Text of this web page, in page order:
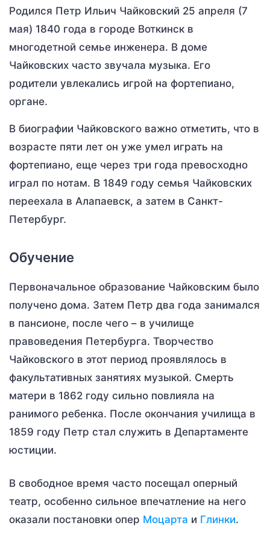
Родился Петр Ильич Чайковский 25 апреля (7
мая) 1840 года в городе Воткинск в
многодетной семье инженера. В доме
Чайковских часто звучала музыка. Его
родители увлекались игрой на фортепиано,
органе.
В биографии Чайковского важно отметить, что в
возрасте пяти лет он уже умел играть на
фортепиано, еще через три года превосходно
играл по нотам. В 1849 году семья Чайковских
переехала в Алапаевск, а затем в Санкт-
Петербург.
Обучение
Первоначальное образование Чайковским было
получено дома. Затем Петр два года занимался
в пансионе, после чего – в училище
правоведения Петербурга. Творчество
Чайковского в этот период проявлялось в
факультативных занятиях музыкой. Смерть
матери в 1862 году сильно повлияла на
ранимого ребенка. После окончания училища в
1859 году Петр стал служить в Департаменте
юстиции.
В свободное время часто посещал оперный
театр, особенно сильное впечатление на него
оказали постановки опер Моцарта и Глинки.